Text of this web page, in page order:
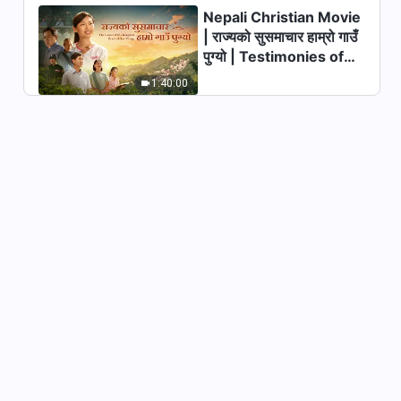
40:55
ईसाई अनुभवात्मक गवाहीहरू, भाग ३१५: म
यति व्यस्त हुनुको कारण
1:40:00
Nepali Christian Movie
| राज्यको सुसमाचार हाम्रो गाउँ
पुग्यो | Testimonies of
the Lord's Return